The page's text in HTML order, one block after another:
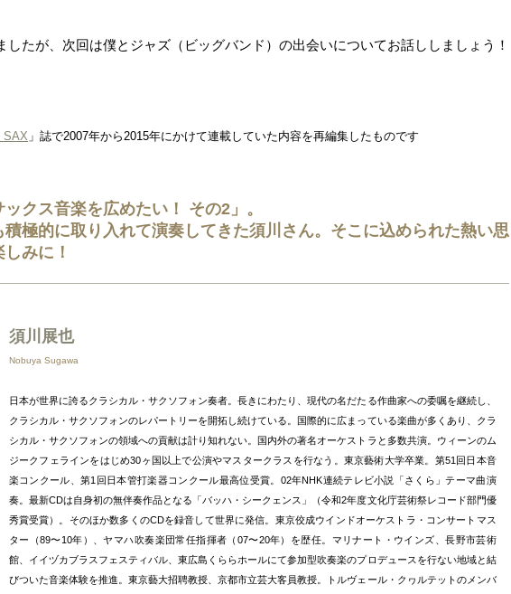
たが、次回は僕とジャズ（ビッグバンド）の出会いについてお話ししましょう！
SAX 」誌で2007年から2015年にかけて連載していた内容を再編集したものです
クス音楽を広めたい！ その2」。
積極的に取り入れて演奏してきた須川さん。そこに込められた熱い思
みに！
須川展也
Nobuya Sugawa
日本が世界に誇るクラシカル・サクソフォン奏者。長きにわたり、現代の名だたる作曲家への委嘱を継続し、
クラシカル・サクソフォンのレパートリーを開拓し続けている。国際的に広まっている楽曲が多くあり、クラ
シカル・サクソフォンの領域への貢献は計り知れない。国内外の著名オーケストラと多数共演。ウィーンのム
ジークフェラインをはじめ30ヶ国以上で公演やマスタークラスを行なう。東京藝術大学卒業。第51回日本音
楽コンクール、第1回日本管打楽器コンクール最高位受賞。02年NHK連続テレビ小説「さくら」テーマ曲演
奏。最新CDは自身初の無伴奏作品となる「バッハ・シークェンス」（令和2年度文化庁芸術祭レコード部門優
秀賞受賞）。そのほか数多くのCDを録音して世界に発信。東京佼成ウインドオーケストラ・コンサートマス
ター（89〜10年）、ヤマハ吹奏楽団常任指揮者（07〜20年）を歴任。マリナート・ウインズ、長野市芸術
館、イイヅカブラスフェスティバル、東広島くららホールにて参加型吹奏楽のプロデュースを行ない地域と結
びついた音楽体験を推進。東京藝大招聘教授、京都市立芸大客員教授。トルヴェール・クヮルテットのメンバ